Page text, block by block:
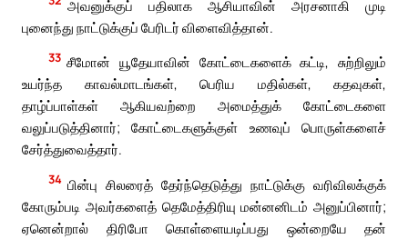
அவனுக்குப் பதிலாக ஆசியாவின் அரசனாகி முடி
புனைந்து நாட்டுக்குப் பேரிடர் விளைவித்தான்.
33 சீமோன் யூதேயாவின் கோட்டைகளைக் கட்டி, சுற்றிலும்
உயர்ந்த காவல்மாடங்கள், பெரிய மதில்கள், கதவுகள்,
தாழ்ப்பாள்கள் ஆகியவற்றை அமைத்துக் கோட்டைகளை
வலுப்படுத்தினார்; கோட்டைகளுக்குள் உணவுப் பொருள்களைச்
சேர்த்துவைத்தார்.
34 பின்பு சிலரைத் தேர்ந்தெடுத்து நாட்டுக்கு வரிவிலக்குக்
கோரும்படி அவர்களைத் தெமேத்திரியு மன்னனிடம் அனுப்பினார்;
ஏனென்றால் திரிபோ கொள்ளையடிப்பது ஒன்றையே தன்